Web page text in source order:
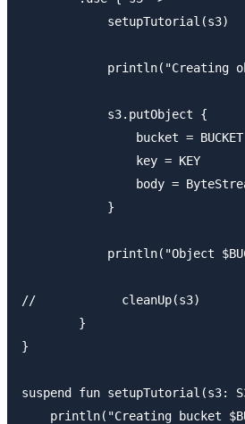
            setupTutorial(s3)
println("Creating
            s3.putObject {
                bucket = BUCKET
                key = KEY
body =
            }
println("Object
//            cleanUp(s3)
        }
}
suspend fun setupTutorial(s3:
println("Creating bucket